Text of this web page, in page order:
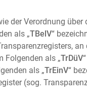
der Verordnung
als „TBelV“
Folgenden als „TrDüV
als „TrEinV“
(sog.